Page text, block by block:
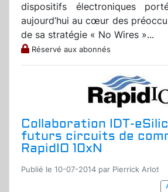
dispositifs électroniques
aujourd’hui au cœur des
de sa stratégie « No Wires »...
Réservé aux abonnés
Collaboration IDT-
futurs circuits de
RapidIO 10xN
Publié le 10-07-2014 par Pierrick Arlot